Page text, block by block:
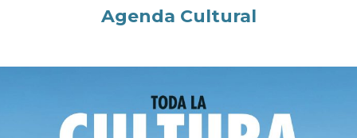
Agenda Cultural